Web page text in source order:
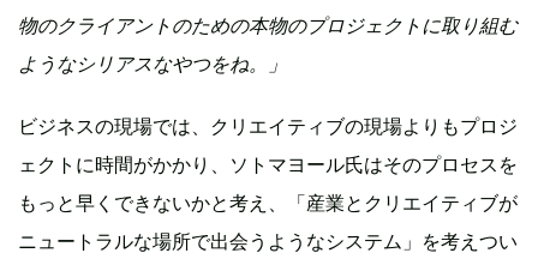
物のクライアントのための本物のプロジェクトに取り組む
ようなシリアスなやつをね。」
ビジネスの現場では、クリエイティブの現場よりもプロジ
ェクトに時間がかかり、ソトマヨール氏はそのプロセスを
もっと早くできないかと考え、「産業とクリエイティブが
ニュートラルな場所で出会うようなシステム」を考えつい